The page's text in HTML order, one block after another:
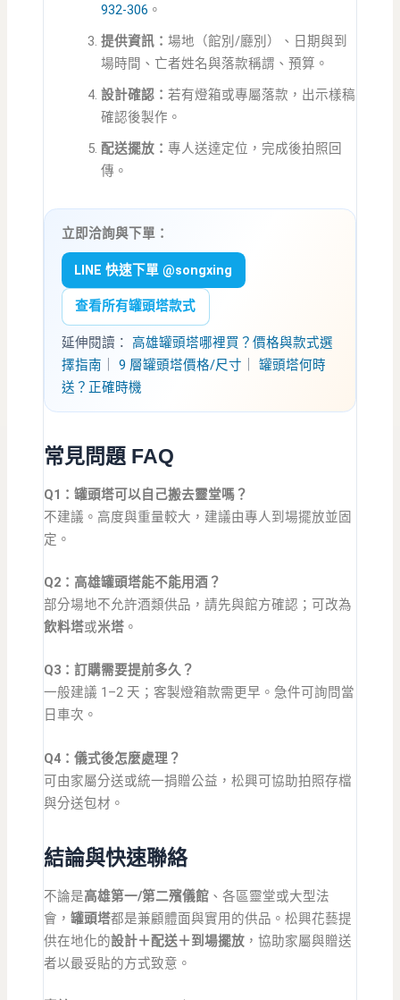
932-306 。
提供資訊：場地（館別/廳別）、日期與到
場時間、亡者姓名與落款稱謂、預算。
設計確認：若有燈箱或專屬落款，出示樣稿
確認後製作。
配送擺放：專人送達定位，完成後拍照回
傳。
立即洽詢與下單：
LINE 快速下單 @songxing
查看所有罐頭塔款式
延伸閱讀： 高雄罐頭塔哪裡買？價格與款式選
擇指南
9 層罐頭塔價格/尺寸
罐頭塔何時
送？正確時機
常見問題 FAQ
Q1：罐頭塔可以自己搬去靈堂嗎？
不建議。高度與重量較大，建議由專人到場擺放並固
定。
Q2：高雄罐頭塔能不能用酒？
部分場地不允許酒類供品，請先與館方確認；可改為
飲料塔或米塔 。
Q3：訂購需要提前多久？
一般建議 1–2 天；客製燈箱款需更早。急件可詢問當
日車次。
Q4：儀式後怎麼處理？
可由家屬分送或統一捐贈公益，松興可協助拍照存檔
與分送包材。
結論與快速聯絡
不論是高雄第一/第二殯儀館 、各區靈堂或大型法
會，罐頭塔都是兼顧體面與實用的供品。松興花藝提
供在地化的設計＋配送＋到場擺放 ，協助家屬與贈送
者以最妥貼的方式致意。